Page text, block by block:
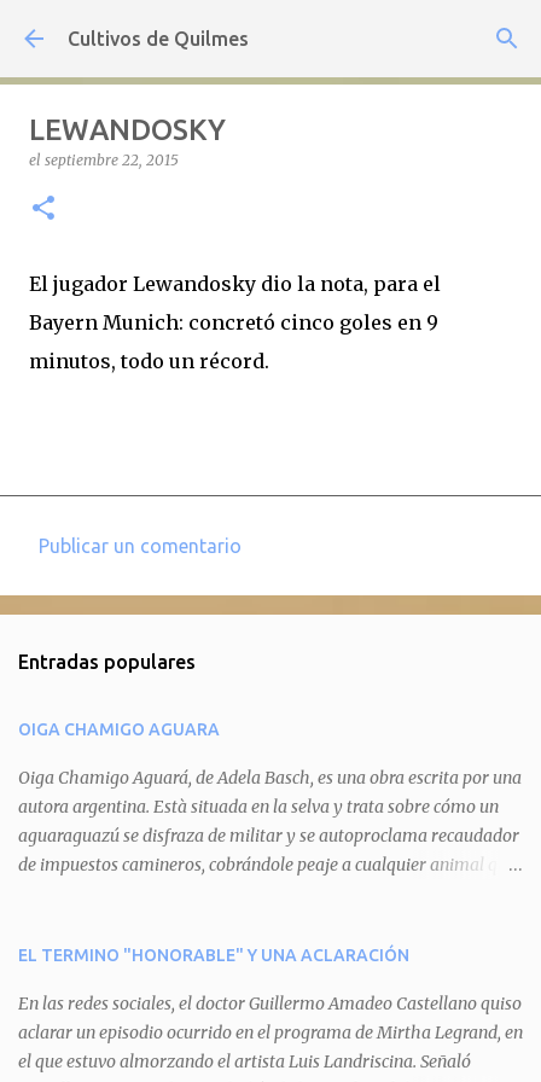
Ir al contenido principal
Cultivos de Quilmes
LEWANDOSKY
el septiembre 22, 2015
El jugador Lewandosky dio la nota, para el
Bayern Munich: concretó cinco goles en 9
minutos, todo un récord.
e
t
a
r
i
o
Publicar un comentario
Entradas populares
OIGA CHAMIGO AGUARA
Oiga Chamigo Aguará, de Adela Basch, es una obra escrita por una
autora argentina. Està situada en la selva y trata sobre cómo un
aguaraguazú se disfraza de militar y se autoproclama recaudador
de impuestos camineros, cobrándole peaje a cualquier animal que
aguará le provoca. De igual manera pasa con Tatú, el armadillo.
del aguará y pasa sin pagar. Por último, Tui, la cotorra, deja
expuesta la mentira del aguará y arenga a los otros tres
personajes a unirse para enfrentarlo. Finalmente, terminan por
EL TERMINO "HONORABLE" Y UNA ACLARACIÓN
En las redes sociales, el doctor Guillermo Amadeo Castellano quiso
aclarar un episodio ocurrido en el programa de Mirtha Legrand, en
el que estuvo almorzando el artista Luis Landriscina. Señaló